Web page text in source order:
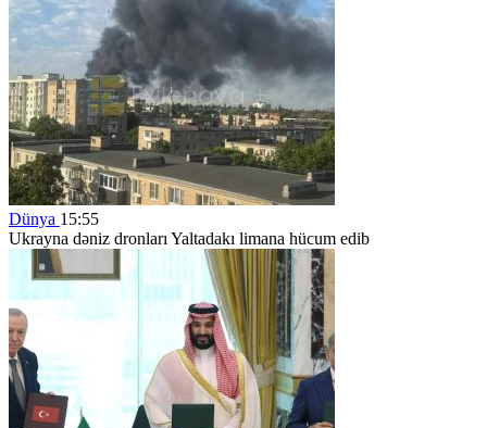
Dünya 15:55
Ukrayna dəniz dronları Yaltadakı limana hücum edib